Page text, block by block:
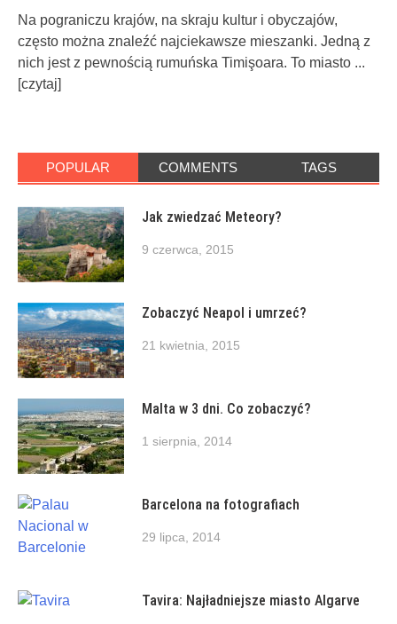
Na pograniczu krajów, na skraju kultur i obyczajów,
często można znaleźć najciekawsze mieszanki. Jedną z
nich jest z pewnością rumuńska Timişoara. To miasto ...
[czytaj]
POPULAR COMMENTS TAGS
Jak zwiedzać Meteory?
9 czerwca, 2015
Zobaczyć Neapol i umrzeć?
21 kwietnia, 2015
Malta w 3 dni. Co zobaczyć?
1 sierpnia, 2014
Barcelona na fotografiach
29 lipca, 2014
Tavira: Najładniejsze miasto Algarve